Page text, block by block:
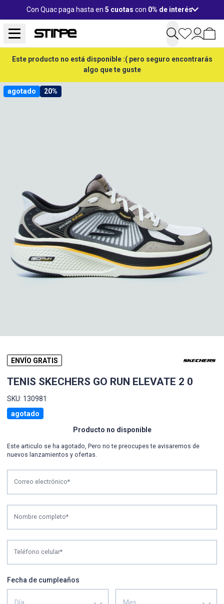
Con Quac paga hasta en 5 cuotas con 0% de interés
Este producto no está disponible :( pero seguro encontrarás
algo que te guste
agotado 20%
ENVÍO GRATIS
TENIS SKECHERS GO RUN ELEVATE 2 0
SKU: 130981
agotado
Producto no disponible
Este articulo se ha agotado, Pero no te preocupes te avisaremos de
nuevos lanzamientos y ofertas.
Correo electrónico*
Nombre completo*
Teléfono celular*
Fecha de cumpleaños